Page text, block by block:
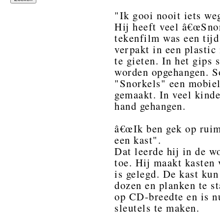
"Ik gooi nooit iets
Hij heeft veel
tekenfilm was een
verpakt in een
te gieten. In het gips
worden opgehangen.
"Snorkels" een
gemaakt. In veel
hand gehangen.
â€œIk ben gek op
een kast".
Dat leerde hij in de
toe. Hij maakt kasten
is gelegd. De kast
dozen en planken te
op CD-breedte en is
sleutels te maken.